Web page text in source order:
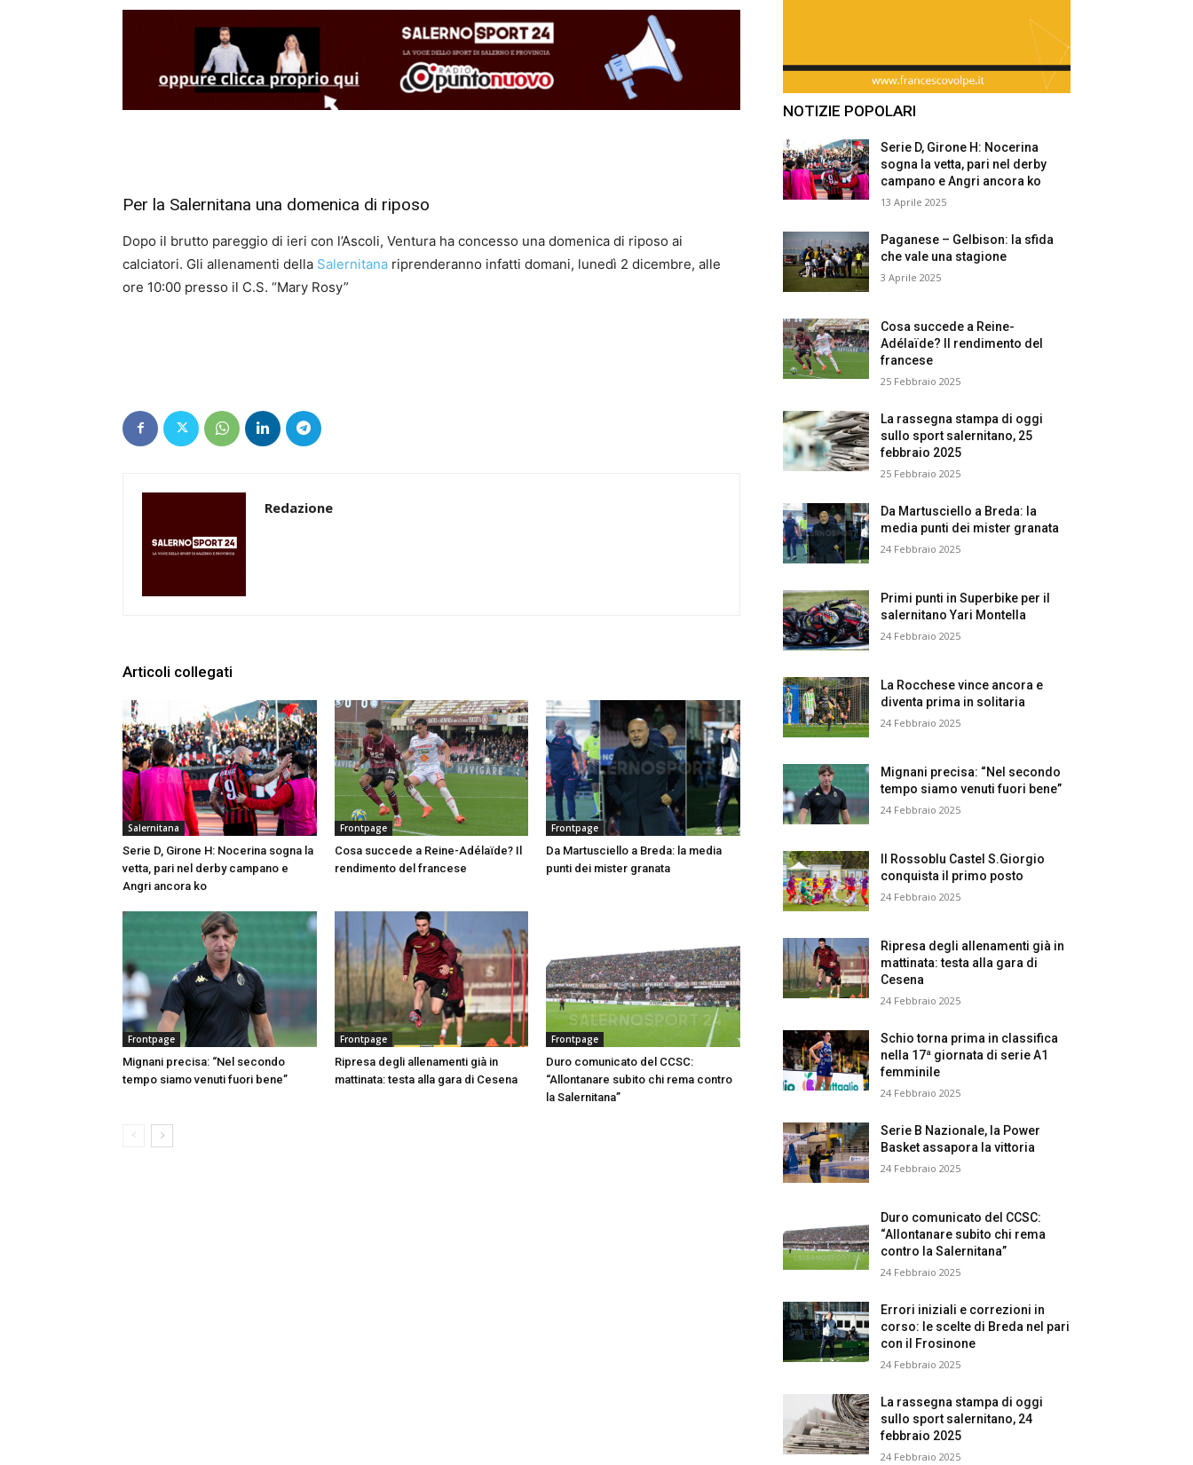
Per la Salernitana una domenica di riposo
Dopo il brutto pareggio di ieri con l’Ascoli, Ventura ha concesso una domenica di riposo ai
calciatori. Gli allenamenti della Salernitana riprenderanno infatti domani, lunedì 2 dicembre, alle
ore 10:00 presso il C.S. “Mary Rosy”
Redazione
Articoli collegati
Salernitana
Serie D, Girone H: Nocerina sogna la
vetta, pari nel derby campano e
Angri ancora ko
Frontpage
Cosa succede a Reine-Adélaïde? Il
rendimento del francese
Frontpage
Da Martusciello a Breda: la media
punti dei mister granata
Frontpage
Mignani precisa: “Nel secondo
tempo siamo venuti fuori bene”
Frontpage
Ripresa degli allenamenti già in
mattinata: testa alla gara di Cesena
Frontpage
Duro comunicato del CCSC:
“Allontanare subito chi rema contro
la Salernitana”
NOTIZIE POPOLARI
Serie D, Girone H: Nocerina
sogna la vetta, pari nel derby
campano e Angri ancora ko
13 Aprile 2025
Paganese – Gelbison: la sfida
che vale una stagione
3 Aprile 2025
Cosa succede a Reine-
Adélaïde? Il rendimento del
francese
25 Febbraio 2025
La rassegna stampa di oggi
sullo sport salernitano, 25
febbraio 2025
25 Febbraio 2025
Da Martusciello a Breda: la
media punti dei mister granata
24 Febbraio 2025
Primi punti in Superbike per il
salernitano Yari Montella
24 Febbraio 2025
La Rocchese vince ancora e
diventa prima in solitaria
24 Febbraio 2025
Mignani precisa: “Nel secondo
tempo siamo venuti fuori bene”
24 Febbraio 2025
Il Rossoblu Castel S.Giorgio
conquista il primo posto
24 Febbraio 2025
Ripresa degli allenamenti già in
mattinata: testa alla gara di
Cesena
24 Febbraio 2025
Schio torna prima in classifica
nella 17ª giornata di serie A1
femminile
24 Febbraio 2025
Serie B Nazionale, la Power
Basket assapora la vittoria
24 Febbraio 2025
Duro comunicato del CCSC:
“Allontanare subito chi rema
contro la Salernitana”
24 Febbraio 2025
Errori iniziali e correzioni in
corso: le scelte di Breda nel pari
con il Frosinone
24 Febbraio 2025
La rassegna stampa di oggi
sullo sport salernitano, 24
febbraio 2025
24 Febbraio 2025